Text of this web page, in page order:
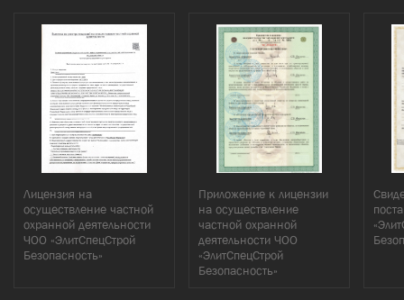
Лицензия на
осуществление частной
охранной деятельности
ЧОО «ЭлитСпецСтрой
Безопасность»
Приложение к лицензии
на осуществление
частной охранной
деятельности ЧОО
«ЭлитСпецСтрой
Безопасность»